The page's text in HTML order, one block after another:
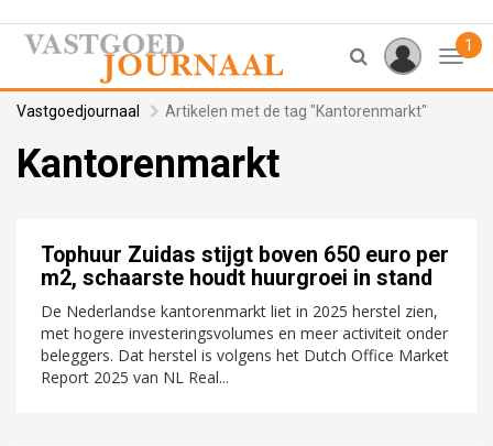
1
Vastgoedjournaal Artikelen met de tag "Kantorenmarkt"
Kantorenmarkt
Tophuur Zuidas stijgt boven 650 euro per
m2, schaarste houdt huurgroei in stand
De Nederlandse kantorenmarkt liet in 2025 herstel zien,
met hogere investeringsvolumes en meer activiteit onder
beleggers. Dat herstel is volgens het Dutch Office Market
Report 2025 van NL Real...